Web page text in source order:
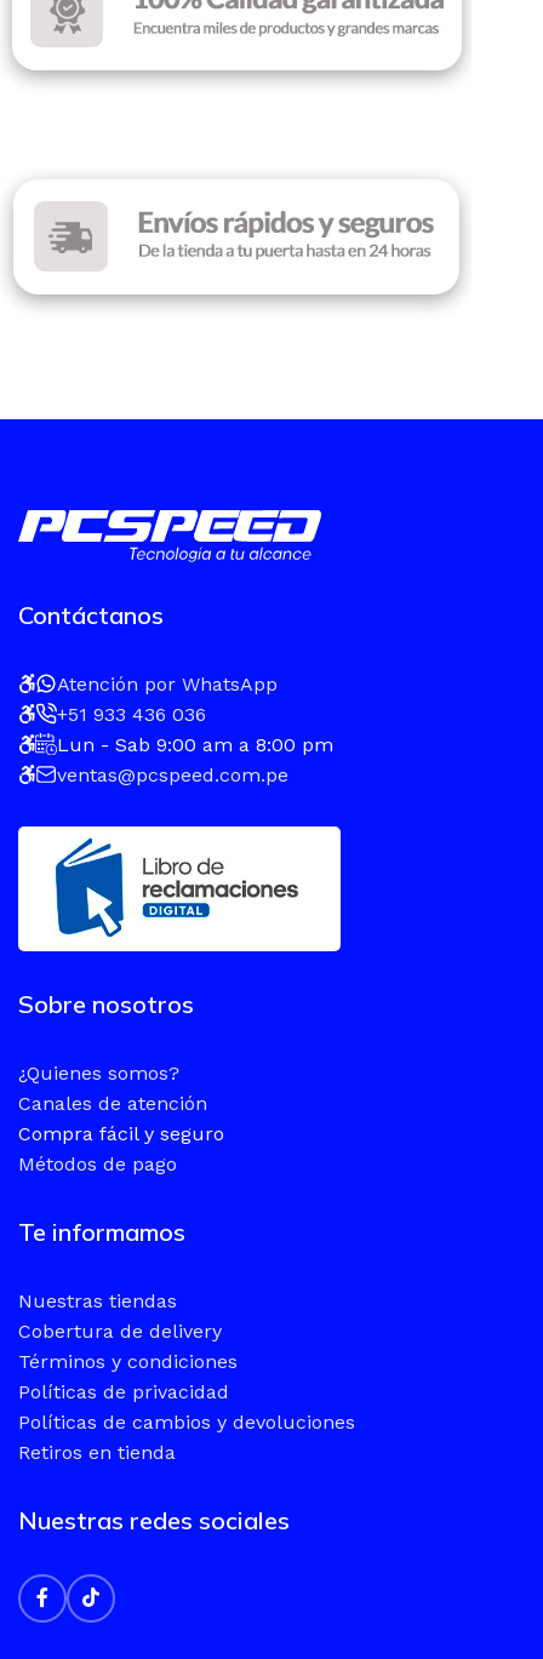
Contáctanos
Atención por WhatsApp
+51 933 436 036
Lun - Sab 9:00 am a 8:00 pm
ventas@pcspeed.com.pe
Sobre nosotros
¿Quienes somos?
Canales de atención
Compra fácil y seguro
Métodos de pago
Te informamos
Nuestras tiendas
Cobertura de delivery
Términos y condiciones
Políticas de privacidad
Políticas de cambios y devoluciones
Retiros en tienda
Nuestras redes sociales